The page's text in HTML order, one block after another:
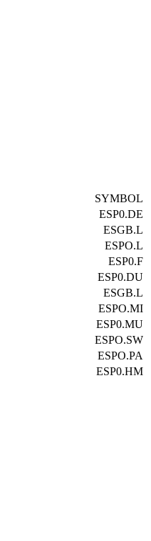
SYMBOL
ESP0.DE
ESGB.L
ESPO.L
ESP0.F
ESP0.DU
ESGB.L
ESPO.MI
ESP0.MU
ESPO.SW
ESPO.PA
ESP0.HM